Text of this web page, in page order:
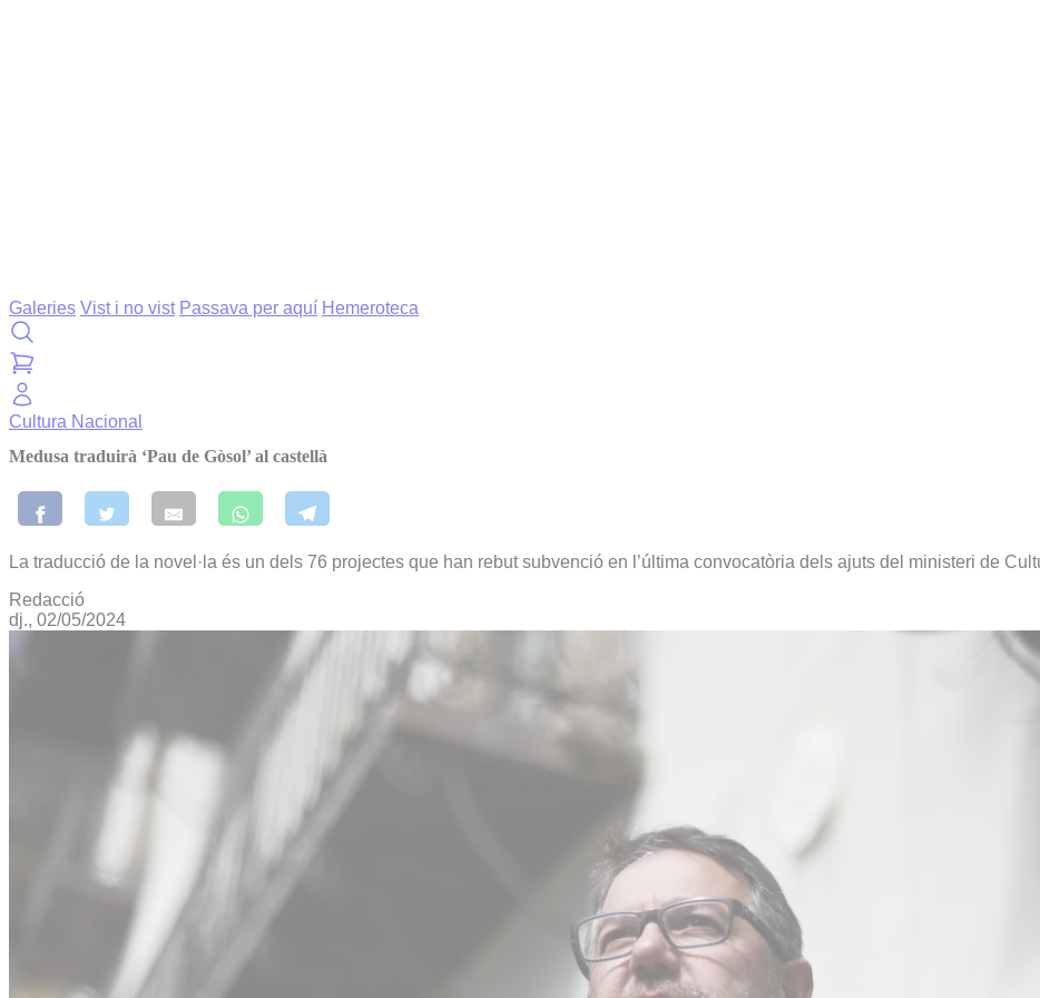
Galeries Vist i no vist Passava per aquí Hemeroteca
Cultura Nacional
Medusa traduirà ‘Pau de Gòsol’ al castellà
La traducció de la novel·la és un dels 76 projectes que han rebut subvenció en l’última convocatòria dels ajuts del ministeri de
Redacció
dj., 02/05/2024